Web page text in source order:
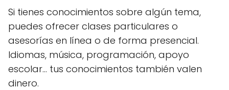
Si tienes conocimientos sobre algún tema,
puedes ofrecer clases particulares o
asesorías en línea o de forma presencial.
Idiomas, música, programación, apoyo
escolar… tus conocimientos también valen
dinero.